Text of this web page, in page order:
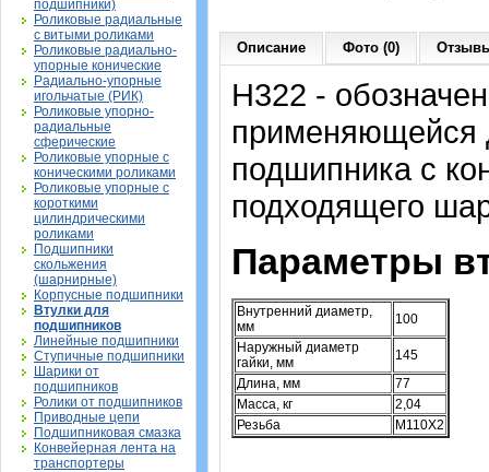
подшипники)
Роликовые радиальные
с витыми роликами
Роликовые радиально-
упорные конические
Радиально-упорные
игольчатые (РИК)
Роликовые упорно-
радиальные
сферические
Роликовые упорные с
коническими роликами
Роликовые упорные с
короткими
цилиндрическими
роликами
Подшипники
скольжения
(шарнирные)
Корпусные подшипники
Втулки для
подшипников
Линейные подшипники
Ступичные подшипники
Шарики от
подшипников
Ролики от подшипников
Приводные цепи
Подшипниковая смазка
Конвейерная лента на
транспортеры
Описание Фото (0)
H322 -
применяющейся
подшипника с
подходящего
Параметры
Внутренний диаметр,
мм
100
Наружный диаметр
гайки, мм
145
Длина, мм
77
Масса, кг
2,04
Резьба
M110X2